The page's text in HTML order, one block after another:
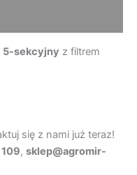
5-sekcyjny z filtrem
się z nami już teraz!
, sklep@agromir-